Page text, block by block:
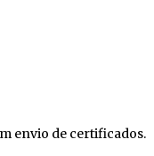
envio de certificados.